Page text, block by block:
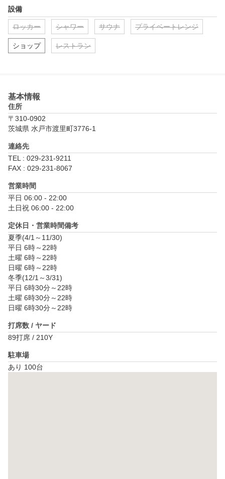
設備
ロッカー シャワー サウナ プライベートレンジ
ショップ レストラン
基本情報
住所
〒310-0902
茨城県 水戸市渡里町3776-1
連絡先
TEL : 029-231-9211
FAX : 029-231-8067
営業時間
平日 06:00 - 22:00
土日祝 06:00 - 22:00
定休日・営業時間備考
夏季(4/1～11/30)
平日	6時～22時
土曜	6時～22時
日曜	6時～22時
冬季(12/1～3/31)
平日	6時30分～22時
土曜	6時30分～22時
打席数 / ヤード
89打席 / 210Y
駐車場
あり 100台